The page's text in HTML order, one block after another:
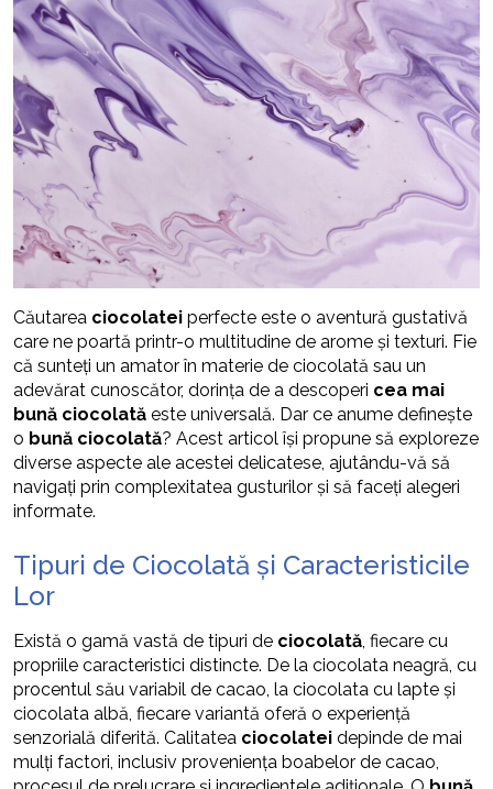
Căutarea ciocolatei perfecte este o aventură gustativă
care ne poartă printr-o multitudine de arome și texturi. Fie
că sunteți un amator în materie de ciocolată sau un
adevărat cunoscător, dorința de a descoperi cea mai
bună ciocolată este universală. Dar ce anume definește
o bună ciocolată? Acest articol își propune să exploreze
diverse aspecte ale acestei delicatese, ajutându-vă să
navigați prin complexitatea gusturilor și să faceți alegeri
informate.
Tipuri de Ciocolată și Caracteristicile
Lor
Există o gamă vastă de tipuri de ciocolată , fiecare cu
propriile caracteristici distincte. De la ciocolata neagră, cu
procentul său variabil de cacao, la ciocolata cu lapte și
ciocolata albă, fiecare variantă oferă o experiență
senzorială diferită. Calitatea ciocolatei depinde de mai
mulți factori, inclusiv proveniența boabelor de cacao,